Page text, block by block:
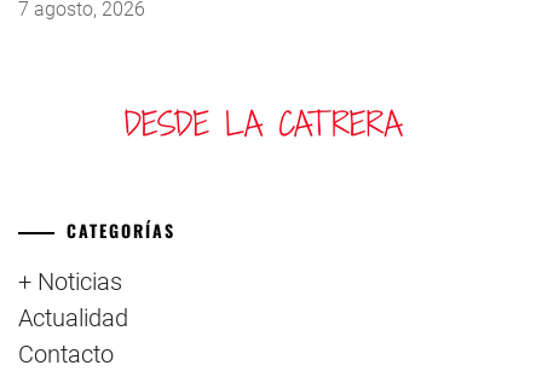
7 agosto, 2026
CATEGORÍAS
+ Noticias
Actualidad
Contacto